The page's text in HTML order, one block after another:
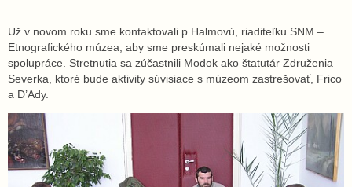
Už v novom roku sme kontaktovali p.Halmovú, riaditeľku SNM –
Etnografického múzea, aby sme preskúmali nejaké možnosti
spolupráce. Stretnutia sa zúčastnili Modok ako štatutár Združenia
Severka, ktoré bude aktivity súvisiace s múzeom zastrešovať, Frico
a D’Ady.